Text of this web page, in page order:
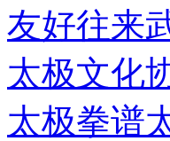
友好往来
太极文化
太极拳谱